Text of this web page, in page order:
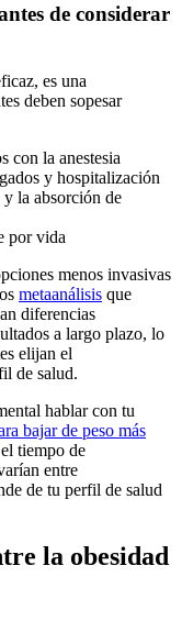
de considerar
es una
deben sopesar
con la anestesia
y hospitalización
y la absorción de
por vida
menos invasivas
metaanálisis que
diferencias
a largo plazo, lo
elijan el
de salud.
hablar con tu
bajar de peso más
tiempo de
entre
de tu perfil de salud
la obesidad